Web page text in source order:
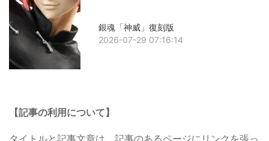
銀魂「神威」復刻版
2026-07-29 07:16:14
【記事の利用について】
タイトルと記事文章は、記事のあるページにリンクを張っ